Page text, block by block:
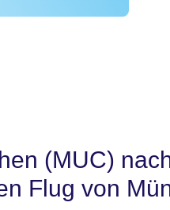
(MUC)
Flug von